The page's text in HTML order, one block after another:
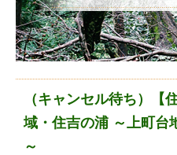
（キャンセル待ち）【
域・住吉の浦 ～上町台
～